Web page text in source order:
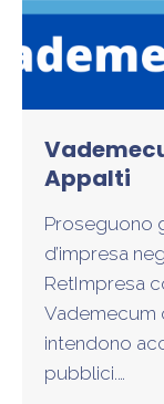
Appalti
Proseguono
d’impresa
RetImpresa
Vademecum
intendono
pubblici.…